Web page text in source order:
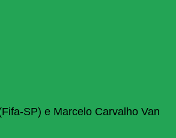
SP) e Marcelo Carvalho Van